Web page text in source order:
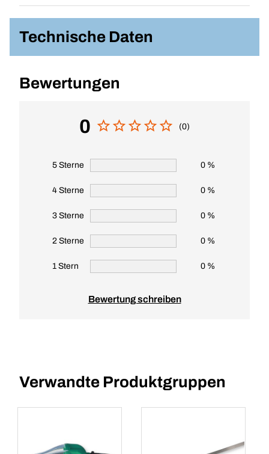
Technische Daten
Bewertungen
0 (0)
5 Sterne 0 %
4 Sterne 0 %
3 Sterne 0 %
2 Sterne 0 %
1 Stern 0 %
Bewertung schreiben
Verwandte Produktgruppen